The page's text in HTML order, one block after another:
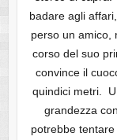
badare agli
perso un amico,
corso del suo
convince il
quindici metri.
grandezza
potrebbe